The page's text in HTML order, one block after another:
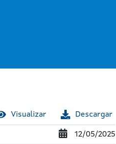
Visualizar Descargar
12/05/2025